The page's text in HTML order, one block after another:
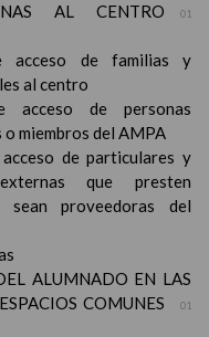
AL CENTRO
01
acceso de familias y
al centro
acceso de personas
miembros del AMPA
de particulares y
que presten
proveedoras del
ALUMNADO EN LAS
COMUNES
01